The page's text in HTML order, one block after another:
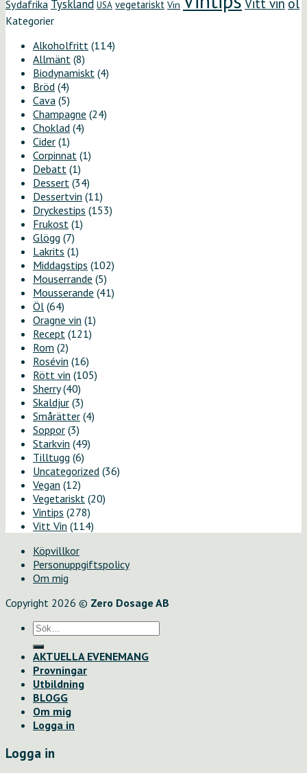
Sydafrika Tyskland USA vegetariskt Vin Vitt vin
Kategorier
Alkoholfritt (114)
Allmänt (8)
Biodynamiskt (4)
Bröd (4)
Cava (5)
Champagne (24)
Choklad (4)
Cider (1)
Corpinnat (1)
Debatt (1)
Dessert (34)
Dessertvin (11)
Dryckestips (153)
Frukost (1)
Glögg (7)
Lakrits (1)
Middagstips (102)
Mouserrande (5)
Mousserande (41)
Öl (64)
Oragne vin (1)
Recept (121)
Rom (2)
Rosévin (16)
Rött vin (105)
Sherry(40)
Skaldjur (3)
Smårätter (4)
Soppor (3)
Starkvin (49)
Tilltugg (6)
Uncategorized (36)
Vegan (12)
Vegetariskt (20)
Vintips (278)
Vitt Vin (114)
Köpvillkor
Personuppgiftspolicy
Om mig
Copyright 2026 © Zero Dosage AB
Sök
AKTUELLA EVENEMANG
Provningar
Utbildning
BLOGG
Om mig
Logga in
Logga in